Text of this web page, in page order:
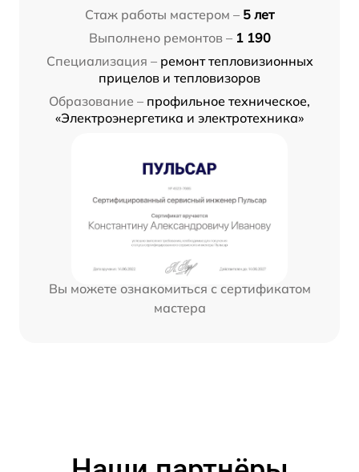
Стаж работы мастером – 5 лет
Выполнено ремонтов – 1 190
Специализация – ремонт тепловизионных
прицелов и тепловизоров
Образование – профильное техническое,
«Электроэнергетика и электротехника»
Вы можете ознакомиться с сертификатом
мастера